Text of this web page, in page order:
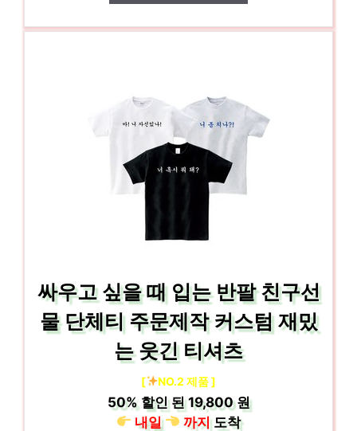
싸우고 싶을 때 입는 반팔 친구선
물 단체티 주문제작 커스텀 재밌
는 웃긴 티셔츠
[ NO.2 제품 ]
50%할인 된19,800 원
내일
까지도착